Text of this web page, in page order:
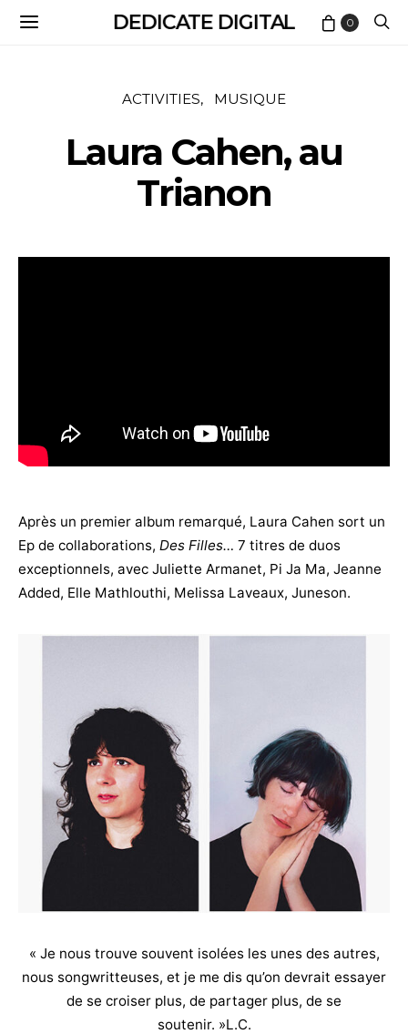
DEDICATE DIGITAL 0
ACTIVITIES MUSIQUE
Laura Cahen, au
Trianon
Après un premier album remarqué, Laura Cahen sort un
Ep de collaborations, Des Filles… 7 titres de duos
exceptionnels, avec Juliette Armanet, Pi Ja Ma, Jeanne
Added, Elle Mathlouthi, Melissa Laveaux, Juneson.
« Je nous trouve souvent isolées les unes des autres,
nous songwritteuses, et je me dis qu’on devrait essayer
de se croiser plus, de partager plus, de se
soutenir. »L.C.